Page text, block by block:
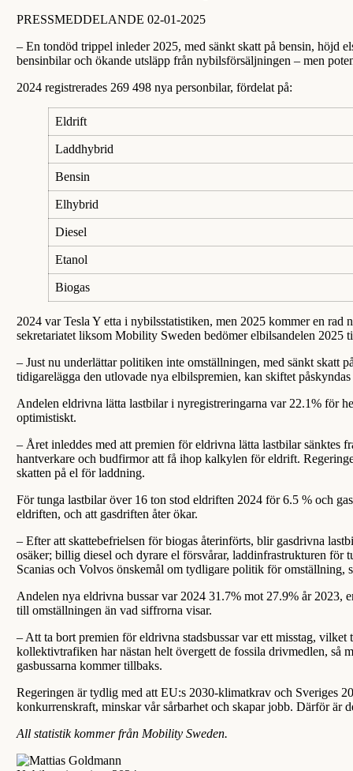
PRESSMEDDELANDE 02-01-2025
– En tondöd trippel inleder 2025, med sänkt skatt på bensin, höjd
bensinbilar och ökande utsläpp från nybilsförsäljningen – men
2024 registrerades 269 498 nya personbilar, fördelat på:
Eldrift
Laddhybrid
Bensin
Elhybrid
Diesel
Etanol
Biogas
2024 var Tesla Y etta i nybilsstatistiken, men 2025 kommer en
sekretariatet liksom Mobility Sweden bedömer elbilsandelen
– Just nu underlättar politiken inte omställningen, med sänkt skatt
tidigarelägga den utlovade nya elbilspremien, kan skiftet
Andelen eldrivna lätta lastbilar i nyregistreringarna var 22.1% för
optimistiskt.
– Året inleddes med att premien för eldrivna lätta lastbilar sänktes
hantverkare och budfirmor att få ihop kalkylen för eldrift.
skatten på el för laddning.
För tunga lastbilar över 16 ton stod eldriften 2024 för 6.5 % och
eldriften, och att gasdriften åter ökar.
– Efter att skattebefrielsen för biogas återinförts, blir gasdrivna
osäker; billig diesel och dyrare el försvårar, laddinfrastrukturen
Scanias och Volvos önskemål om tydligare politik för omställning,
Andelen nya eldrivna bussar var 2024 31.7% mot 27.9% år 2023,
till omställningen än vad siffrorna visar.
– Att ta bort premien för eldrivna stadsbussar var ett misstag,
kollektivtrafiken har nästan helt övergett de fossila drivmedlen, så
gasbussarna kommer tillbaks.
Regeringen är tydlig med att EU:s 2030-klimatkrav och Sveriges
konkurrenskraft, minskar vår sårbarhet och skapar jobb. Därför är
All statistik kommer från Mobility Sweden.